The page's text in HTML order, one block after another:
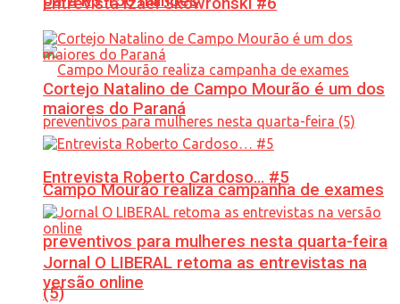
Campo Mourão realiza campanha de exames
preventivos para mulheres nesta quarta-feira
(5)
Cortejo Natalino de Campo Mourão é um dos
maiores do Paraná
Entrevista Roberto Cardoso… #5
Jornal O LIBERAL retoma as entrevistas na
versão online